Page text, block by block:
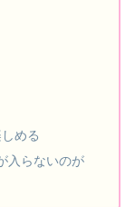
める
入らないのが